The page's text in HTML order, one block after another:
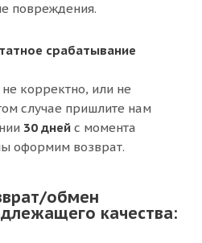
повреждения.
срабатывание
корректно, или не
случае пришлите нам
30 дней с момента
оформим возврат.
обмен
качества: